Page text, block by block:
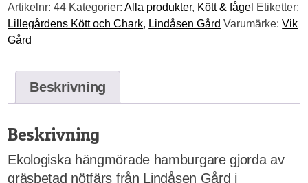
Artikelnr:44 Kategorier:Alla produkter, Kött & fågel Etiketter:
Lillegårdens Kött och Chark, Lindåsen Gård Varumärke:Vik
Gård
Beskrivning
Beskrivning
Ekologiska hängmörade hamburgare gjorda av
gräsbetad nötfärs från Lindåsen Gård i